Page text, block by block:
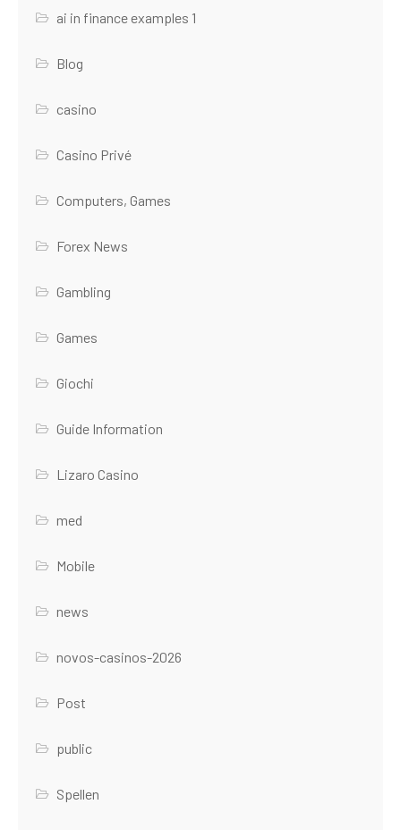
ai in finance examples 1
Blog
casino
Casino Privé
Computers, Games
Forex News
Gambling
Games
Giochi
Guide Information
Lizaro Casino
med
Mobile
news
novos-casinos-2026
Post
public
Spellen